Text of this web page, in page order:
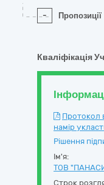
- Пропозиції
Кваліфікація
Протокол
намір
Рішення
Ім'я:
ТОВ
Строк